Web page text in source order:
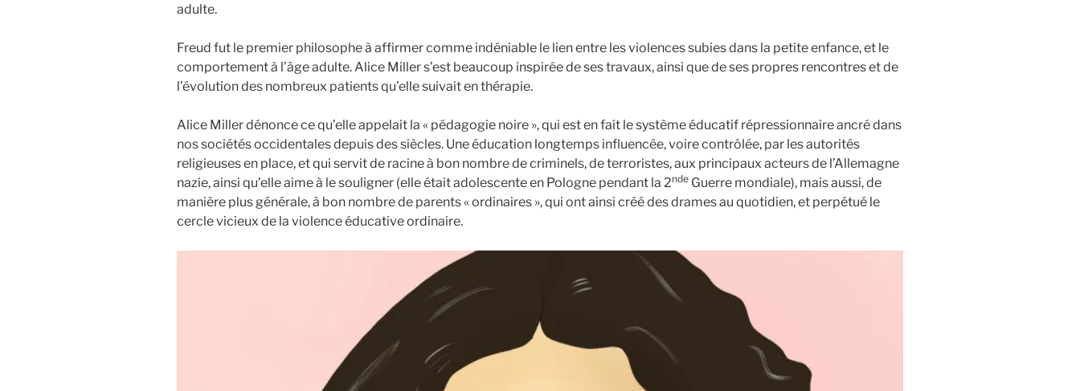
adulte.
Freud fut le premier philosophe à affirmer comme indéniable le lien entre les violences subies dans la petite enfance, et le
comportement à l’âge adulte. Alice Miller s’est beaucoup inspirée de ses travaux, ainsi que de ses propres rencontres et de
l’évolution des nombreux patients qu’elle suivait en thérapie.
Alice Miller dénonce ce qu’elle appelait la « pédagogie noire », qui est en fait le système éducatif répressionnaire ancré dans
nos sociétés occidentales depuis des siècles. Une éducation longtemps influencée, voire contrôlée, par les autorités
religieuses en place, et qui servit de racine à bon nombre de criminels, de terroristes, aux principaux acteurs de l’Allemagne
nazie, ainsi qu’elle aime à le souligner (elle était adolescente en Pologne pendant la 2nde Guerre mondiale), mais aussi, de
manière plus générale, à bon nombre de parents « ordinaires », qui ont ainsi créé des drames au quotidien, et perpétué le
cercle vicieux de la violence éducative ordinaire.